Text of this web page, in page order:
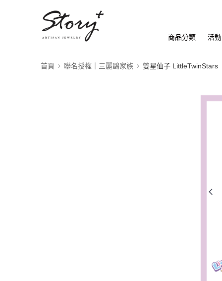
商品分類 活
首頁 聯名授權｜三麗鷗家族 雙星仙子 LittleTwinStars